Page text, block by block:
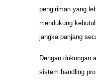
pengiriman yang
mendukung
jangka panjang
Dengan dukungan
sistem handling